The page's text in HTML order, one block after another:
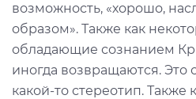
возможность, «хорошо,
образом». Также как
обладающие сознанием
иногда возвращаются. Это
какой-то стереотип. Также